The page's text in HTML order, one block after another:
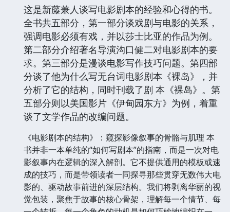
这是新藤兼人谈写电影剧本的经验和心得的书。
全书共五部分，第一部分谈戏剧与电影的关系，
强调电影必须有戏，并以莎士比亚的作品为例。
第二部分介绍著名导演沟口健二对电影剧本的要
求。第三部分是漫谈电影写作技巧问题。第四部
分谈了他为什么写无台词电影剧本《裸岛》，并
分析了它的结构，同时刊载了剧 本《裸岛》。第
五部分则以美国影片《伊甸园东方》为例，着重
谈了文学作品的改编问题。
《电影剧本的结构》：窥探影像叙事的骨骼与肌理 本
书并非一本单纯的“如何写剧本”的指南，而是一次对电
影叙事内在逻辑的深入解剖。它不提供通用的模板或速
成的技巧，而是带领读者一同探寻那些贯穿无数伟大电
影的、驱动故事前进的深层结构。我们将剥离华丽的视
觉包装，聚焦于故事的核心骨架，理解每一个情节、每